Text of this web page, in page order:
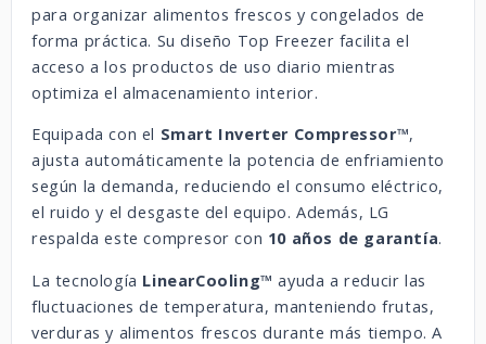
para organizar alimentos frescos y congelados de
forma práctica. Su diseño Top Freezer facilita el
acceso a los productos de uso diario mientras
optimiza el almacenamiento interior.
Equipada con el Smart Inverter Compressor™,
ajusta automáticamente la potencia de enfriamiento
según la demanda, reduciendo el consumo eléctrico,
el ruido y el desgaste del equipo. Además, LG
respalda este compresor con 10 años de garantía.
La tecnología LinearCooling™ ayuda a reducir las
fluctuaciones de temperatura, manteniendo frutas,
verduras y alimentos frescos durante más tiempo. A